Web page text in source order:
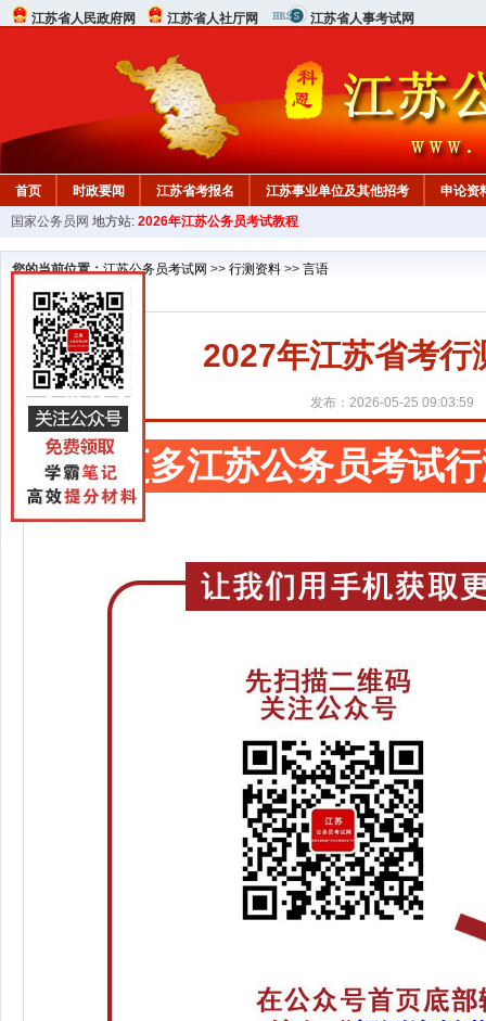
江苏省人民政府网 江苏省人社厅网 江苏省人事考试网
首页 时政要闻 江苏省考报名 江苏事业单位及其他招考
申论资
国家公务员网 地方站: 2026年江苏公务员考试教程
您的当前位置：江苏公务员考试网 >> 行测资料 >> 言语
2027年江苏省考行
发布：2026-05-25 09:03:59
更多江苏公务员考试